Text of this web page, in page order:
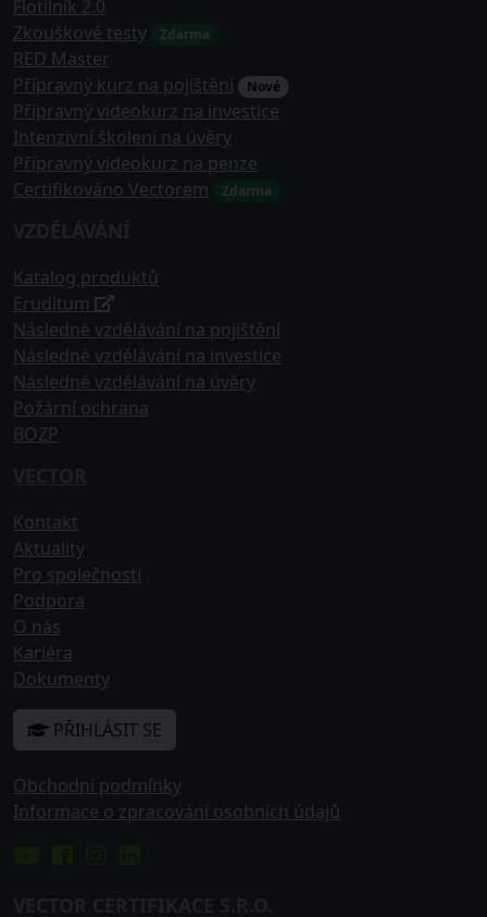
Flotilník 2.0
Zkouškové testy
Zdarma
RED Master
Přípravný kurz na pojištění
Nové
Přípravný videokurz na investice
Intenzivní školení na úvěry
Přípravný videokurz na penze
Certifikováno Vectorem
Zdarma
Katalog produktů
Eruditum
Následné vzdělávání na pojištění
Následné vzdělávání na investice
Následné vzdělávání na úvěry
Požární ochrana
BOZP
Kontakt
Aktuality
Pro společnosti
Podpora
O nás
Kariéra
Dokumenty
PŘIHLÁSIT SE
Obchodní podmínky
Informace o zpracování osobních údajů